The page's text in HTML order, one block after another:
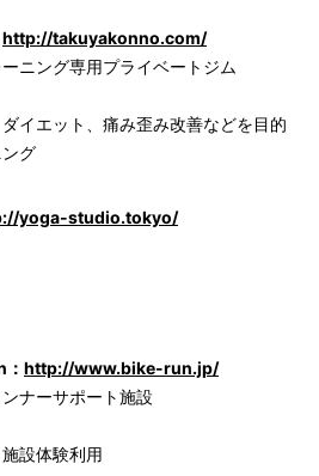
http://takuyakonno.com/
ニング専用プライベートジム
イエット、痛み歪み改善などを目的
グ
yoga-studio.tokyo/
http://www.bike-run.jp/
ナーサポート施設
設体験利用